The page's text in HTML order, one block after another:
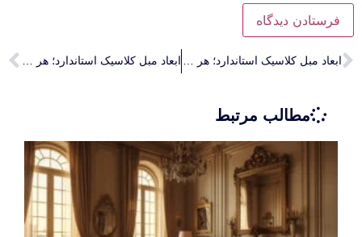
ابعاد مبل کلاسیک استاندارد؛ هر آنچه قبل از سفارش باید بدانید ابعاد مبل کلاسیک استاندارد؛ هر آنچه قبل از سفارش باید بدانید
مطالب مرتبط